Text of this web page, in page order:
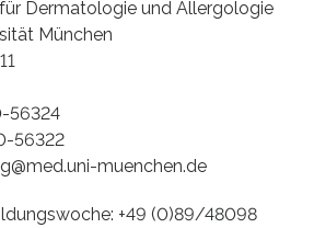
Dermatologie und Allergologie
München
56324
56322
muenchen.de
+49 (0)89/48098